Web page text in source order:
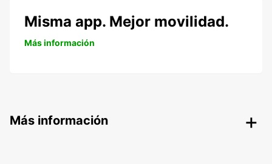
Misma app. Mejor movilidad.
Más información
Más información